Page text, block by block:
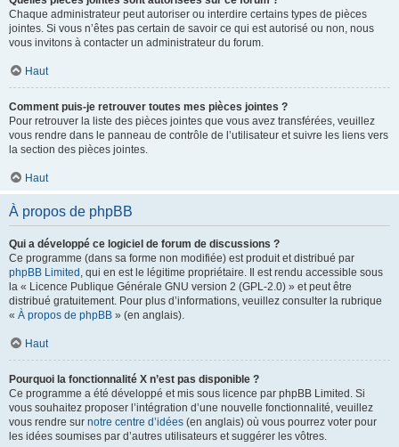
Chaque administrateur peut autoriser ou interdire certains types de pièces
jointes. Si vous n’êtes pas certain de savoir ce qui est autorisé ou non, nous
vous invitons à contacter un administrateur du forum.
Haut
Comment puis-je retrouver toutes mes pièces jointes ?
Pour retrouver la liste des pièces jointes que vous avez transférées, veuillez
vous rendre dans le panneau de contrôle de l’utilisateur et suivre les liens vers
la section des pièces jointes.
Haut
À propos de phpBB
Qui a développé ce logiciel de forum de discussions ?
Ce programme (dans sa forme non modifiée) est produit et distribué par
phpBB Limited , qui en est le légitime propriétaire. Il est rendu accessible sous
la « Licence Publique Générale GNU version 2 (GPL-2.0) » et peut être
distribué gratuitement. Pour plus d’informations, veuillez consulter la rubrique
« À propos de phpBB » (en anglais).
Haut
Pourquoi la fonctionnalité X n’est pas disponible ?
Ce programme a été développé et mis sous licence par phpBB Limited. Si
vous souhaitez proposer l’intégration d’une nouvelle fonctionnalité, veuillez
vous rendre sur notre centre d’idées (en anglais) où vous pourrez voter pour
les idées soumises par d’autres utilisateurs et suggérer les vôtres.